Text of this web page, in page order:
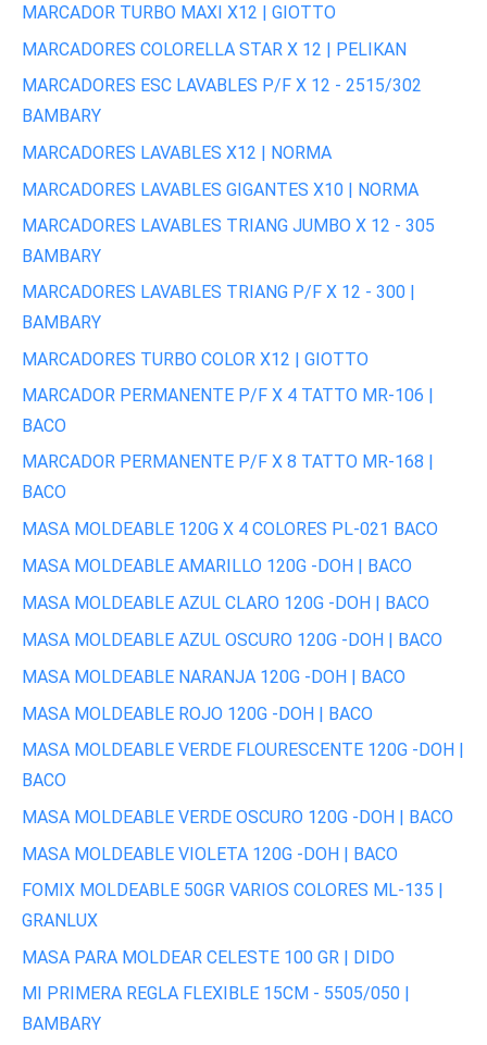
MARCADOR TURBO MAXI X12 | GIOTTO
MARCADORES COLORELLA STAR X 12 | PELIKAN
MARCADORES ESC LAVABLES P/F X 12 - 2515/302
BAMBARY
MARCADORES LAVABLES X12 | NORMA
MARCADORES LAVABLES GIGANTES X10 | NORMA
MARCADORES LAVABLES TRIANG JUMBO X 12 - 305
BAMBARY
MARCADORES LAVABLES TRIANG P/F X 12 - 300 |
BAMBARY
MARCADORES TURBO COLOR X12 | GIOTTO
MARCADOR PERMANENTE P/F X 4 TATTO MR-106 |
BACO
MARCADOR PERMANENTE P/F X 8 TATTO MR-168 |
BACO
MASA MOLDEABLE 120G X 4 COLORES PL-021 BACO
MASA MOLDEABLE AMARILLO 120G -DOH | BACO
MASA MOLDEABLE AZUL CLARO 120G -DOH | BACO
MASA MOLDEABLE AZUL OSCURO 120G -DOH | BACO
MASA MOLDEABLE NARANJA 120G -DOH | BACO
MASA MOLDEABLE ROJO 120G -DOH | BACO
MASA MOLDEABLE VERDE FLOURESCENTE 120G -DOH |
BACO
MASA MOLDEABLE VERDE OSCURO 120G -DOH | BACO
MASA MOLDEABLE VIOLETA 120G -DOH | BACO
FOMIX MOLDEABLE 50GR VARIOS COLORES ML-135 |
GRANLUX
MASA PARA MOLDEAR CELESTE 100 GR | DIDO
MI PRIMERA REGLA FLEXIBLE 15CM - 5505/050 |
BAMBARY